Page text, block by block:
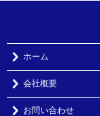
ホーム
会社概要
お問い合わせ